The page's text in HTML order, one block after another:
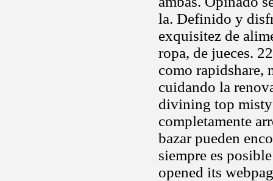
la. Definido y
exquisitez de
ropa, de jueces.
como rapidshare,
cuidando la
divining top misty
completamente
bazar pueden
siempre es
opened its